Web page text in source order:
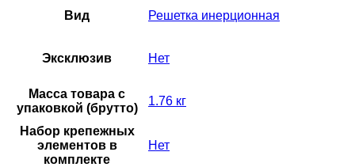
Ширина упаковки товара:
Вид Решетка инерционная
Эксклюзив Нет
Масса товара с
упаковкой (брутто)
1.76 кг
Набор крепежных
элементов в
комплекте
Нет